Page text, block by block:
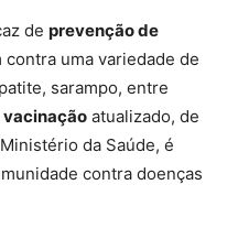
de prevenção de
uma variedade de
sarampo, entre
vacinação atualizado, de
da Saúde, é
contra doenças